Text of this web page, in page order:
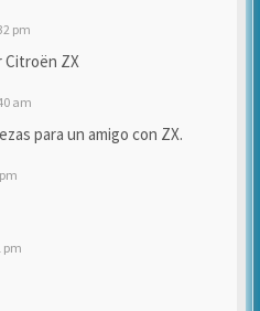
pm
Citroën ZX
am
para un amigo con ZX.
pm